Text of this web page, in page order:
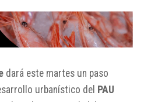
dará este martes un paso
urbanístico del PAU